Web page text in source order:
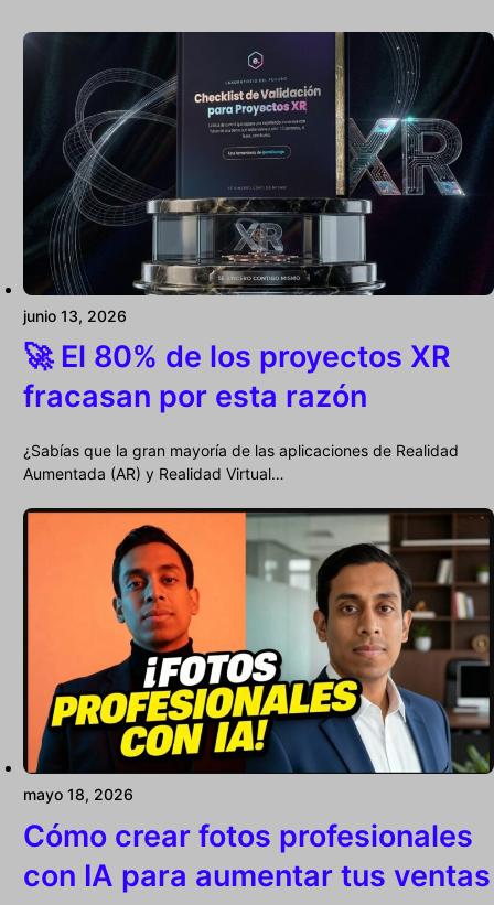
junio 13, 2026
🚀 El 80% de los proyectos XR
fracasan por esta razón
¿Sabías que la gran mayoría de las aplicaciones de Realidad
Aumentada (AR) y Realidad Virtual…
mayo 18, 2026
Cómo crear fotos profesionales
con IA para aumentar tus ventas